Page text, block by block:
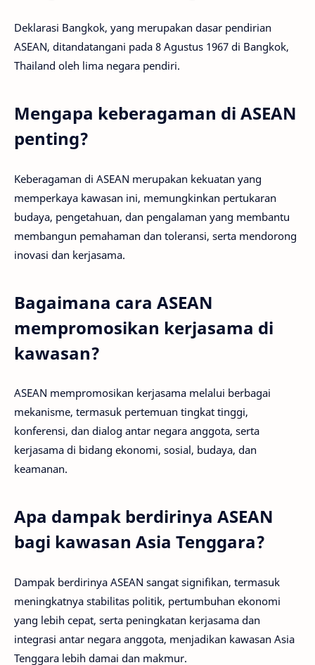
Deklarasi Bangkok, yang merupakan dasar pendirian
ASEAN, ditandatangani pada 8 Agustus 1967 di Bangkok,
Thailand oleh lima negara pendiri.
Mengapa keberagaman di ASEAN
penting?
Keberagaman di ASEAN merupakan kekuatan yang
memperkaya kawasan ini, memungkinkan pertukaran
budaya, pengetahuan, dan pengalaman yang membantu
membangun pemahaman dan toleransi, serta mendorong
inovasi dan kerjasama.
Bagaimana cara ASEAN
mempromosikan kerjasama di
kawasan?
ASEAN mempromosikan kerjasama melalui berbagai
mekanisme, termasuk pertemuan tingkat tinggi,
konferensi, dan dialog antar negara anggota, serta
kerjasama di bidang ekonomi, sosial, budaya, dan
keamanan.
Apa dampak berdirinya ASEAN
bagi kawasan Asia Tenggara?
Dampak berdirinya ASEAN sangat signifikan, termasuk
meningkatnya stabilitas politik, pertumbuhan ekonomi
yang lebih cepat, serta peningkatan kerjasama dan
integrasi antar negara anggota, menjadikan kawasan Asia
Tenggara lebih damai dan makmur.